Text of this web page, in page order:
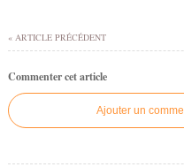
« ARTICLE PRÉCÉDENT
Commenter cet article
Ajouter un